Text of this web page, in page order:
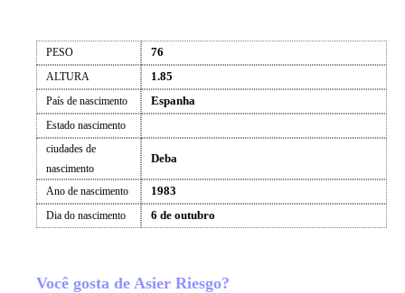
PESO 76
ALTURA 1.85
País de nascimento Espanha
Estado nascimento
ciudades de
nascimento
Deba
Ano de nascimento 1983
Dia do nascimento 6 de outubro
Você gosta de Asier Riesgo?